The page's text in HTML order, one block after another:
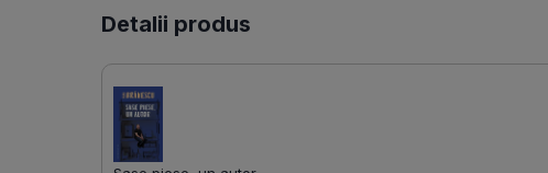
Detalii produs